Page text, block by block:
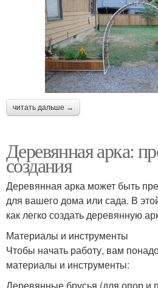
читать дальше →
Деревянная арка:
создания
Деревянная арка может быть
для вашего дома или сада. В
как легко создать деревянную
Материалы и инструменты
Чтобы начать работу, вам
материалы и инструменты: